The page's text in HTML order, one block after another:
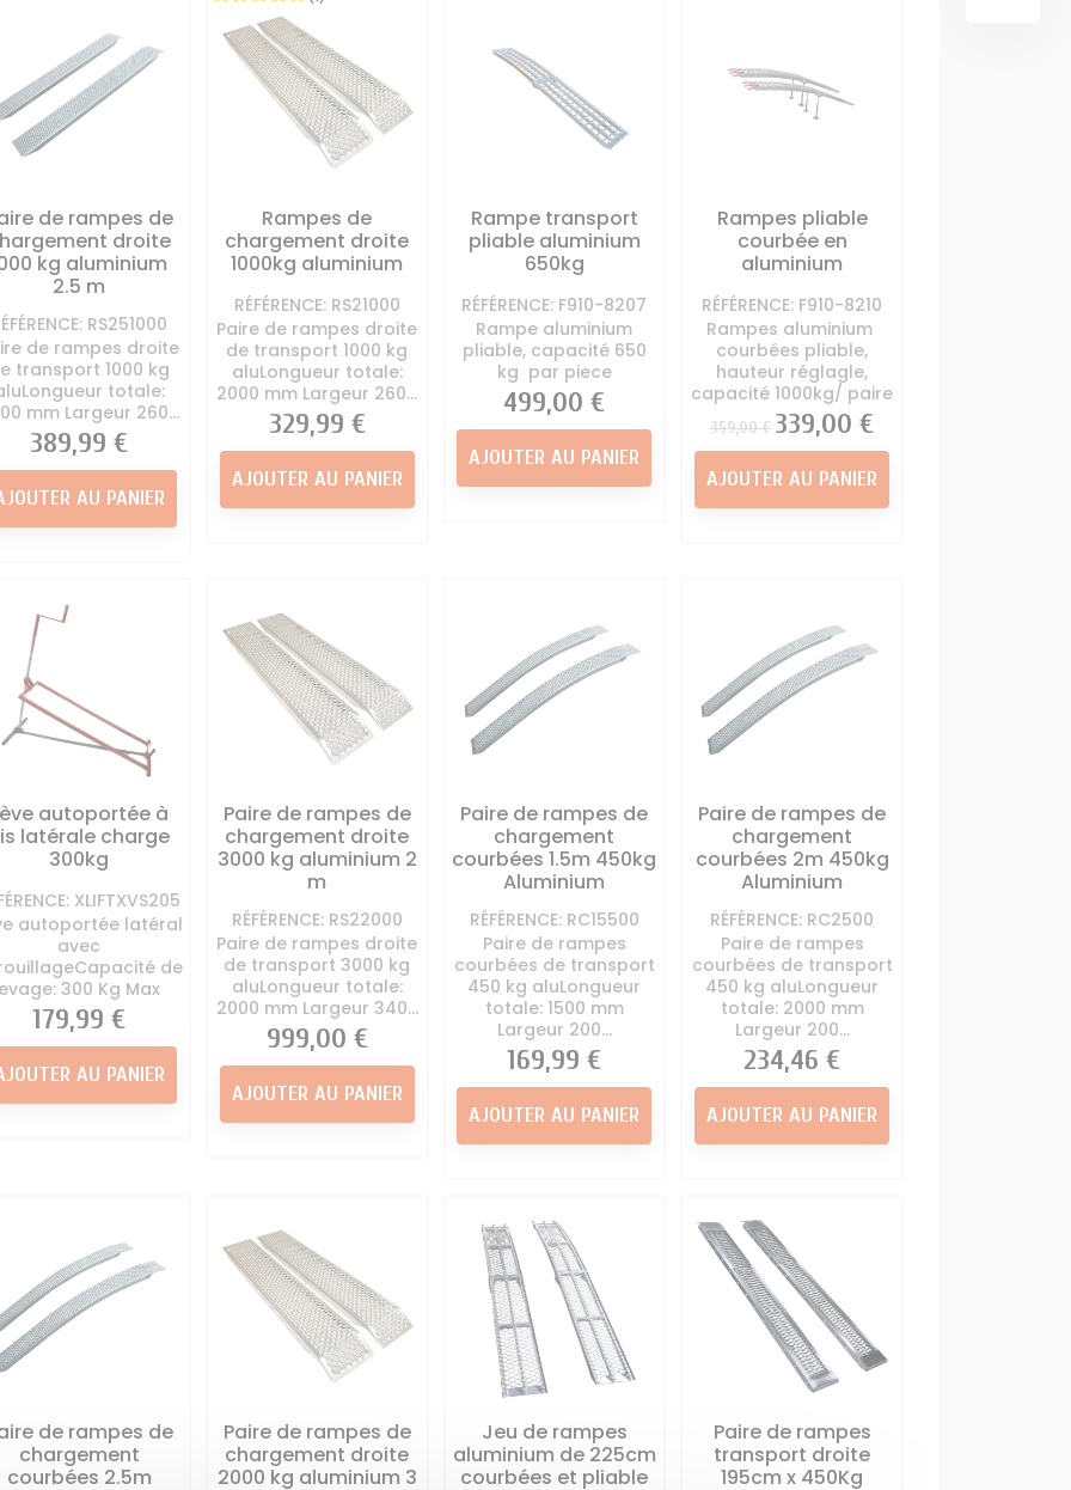
et essence
- Kit entretien
Autoportée
moteur tracteur
tondeuse
Tracteur
d'essence
tondeuse
Direction Tracteur
tondeuse
Divers tracteur tondeuse
Pneu - chambre à air
tracteur tondeuse
Siege Conducteur
Autoportée
Kit mulching autoportée
Lame Tracteur Tondeuse
Palier - Support lame
Autoportée
Vis de lame Tracteur
tondeuse
Contacteur à clé + sécurité
tracteur tondeuse
TRANSMISSION
Boite à vitesse tracteur
Courroie Lame Tracteur
Tondeuse
Courroie traction tracteur
tondeuse
Poulie Tracteur Tondeuse
Tondeuse
de rampes de
droite
kg aluminium
2.5 m
RS251000
de rampes droite
transport 1000 kg
totale:
mm Largeur 260...
Prix
389,99 €
AU PANIER
Rampes de
chargement droite
1000kg aluminium
RÉFÉRENCE: RS21000
Paire de rampes droite
de transport 1000 kg
aluLongueur totale:
2000 mm Largeur 260...
Prix
329,99 €
AJOUTER AU PANIER
Rampe transport
pliable aluminium
650kg
RÉFÉRENCE: F910-8207
Rampe aluminium
pliable, capacité 650
kg par piece
Prix
499,00 €
AJOUTER AU PANIER
Rampes pliable
courbée en
aluminium
RÉFÉRENCE: F910-8210
Rampes aluminium
courbées pliable,
hauteur réglagle,
capacité 1000kg/ paire
Prix
359,00 € Prix
339,00 €
AJOUTER AU PANIER
autoportée à
latérale charge
300kg
XLIFTXVS205
autoportée latéral
avec
de
300 Kg Max
Prix
179,99 €
AU PANIER
Paire de rampes de
chargement droite
3000 kg aluminium 2
m
RÉFÉRENCE: RS22000
Paire de rampes droite
de transport 3000 kg
aluLongueur totale:
2000 mm Largeur 340...
Prix
999,00 €
AJOUTER AU PANIER
Paire de rampes de
chargement
courbées 1.5m 450kg
Aluminium
RÉFÉRENCE: RC15500
Paire de rampes
courbées de transport
450 kg aluLongueur
totale: 1500 mm
Largeur 200...
Prix
169,99 €
AJOUTER AU PANIER
Paire de rampes de
chargement
courbées 2m 450kg
Aluminium
RÉFÉRENCE: RC2500
Paire de rampes
courbées de transport
450 kg aluLongueur
totale: 2000 mm
Largeur 200...
Prix
234,46 €
AJOUTER AU PANIER
de rampes de
chargement
courbées 2.5m
Paire de rampes de
chargement droite
2000 kg aluminium 3
Jeu de rampes
aluminium de 225cm
courbées et pliable
Paire de rampes
transport droite
195cm x 450Kg